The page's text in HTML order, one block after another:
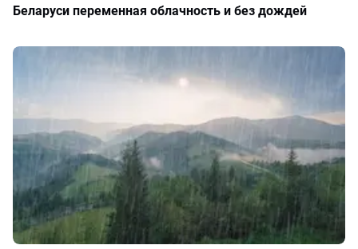
Беларуси переменная облачность и без дождей